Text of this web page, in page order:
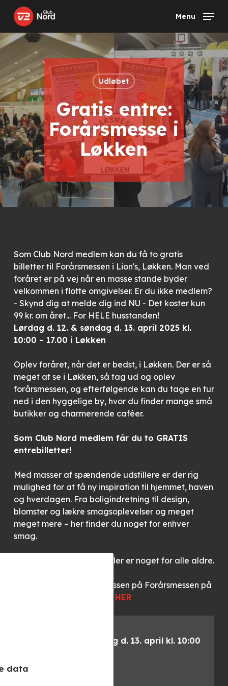
main
content
Menu
Udløbet
Gratis entre:
Forårsmesse i
Løkken
Som Club Nord medlem kan du få to gratis
billetter til Forårsmessen i Lion's, Løkken. Man ved
foråret er på vej når en masse stande byder
velkommen i flotte omgivelser. Er du ikke medlem?
- Skynd dig at melde dig ind NU - Det koster kun
99 kr. om året... For HELE husstanden!
Lørdag d. 12. & søndag d. 13. april 2025 kl.
10:00 – 17.00 i Løkken
Oplev foråret, når det er bedst, i Løkken. Der er så
meget at se i Løkken, så tag ud og oplev
forårsmessen, og efterfølgende kan du tage en tur
ned i den hyggelige by, hvor du finder mange små
butikker og charmerende caféer.
Som Club Nord medlem får du to GRATIS
entrebilletter!
Med masser af spændende udstillere er der rig
mulighed for at få ny inspiration til hjemmet, haven
og hverdagen. Fra boligindretning til design,
blomster og lækre smagsoplevelser og meget
meget mere – her finder du noget for enhver
smag.
Tag hele familien med – der er noget for alle aldre.
Du kan læse mere om messen på Forårsmessen på
KLIK HER
Lørdag d. 12. & søndag d. 13. april kl. 10:00
Lions Løkken
data